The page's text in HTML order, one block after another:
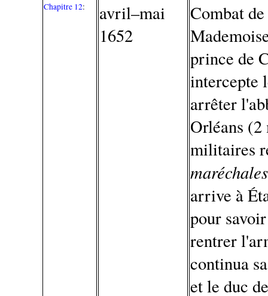
Chapitre 12:
avril–mai
1652
Combat
prince de
intercepte
arrêter
Orléans (2
militaires
arrive à
pour
rentrer
continua
et le duc